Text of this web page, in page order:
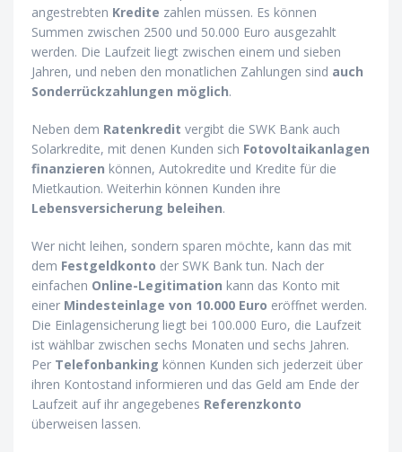
angestrebten Kredite zahlen müssen. Es können
Summen zwischen 2500 und 50.000 Euro ausgezahlt
werden. Die Laufzeit liegt zwischen einem und sieben
Jahren, und neben den monatlichen Zahlungen sind auch
Sonderrückzahlungen möglich.
Neben dem Ratenkredit vergibt die SWK Bank auch
Solarkredite, mit denen Kunden sich Fotovoltaikanlagen
finanzieren können, Autokredite und Kredite für die
Mietkaution. Weiterhin können Kunden ihre
Lebensversicherung beleihen.
Wer nicht leihen, sondern sparen möchte, kann das mit
dem Festgeldkonto der SWK Bank tun. Nach der
einfachen Online-Legitimation kann das Konto mit
einer Mindesteinlage von 10.000 Euro eröffnet werden.
Die Einlagensicherung liegt bei 100.000 Euro, die Laufzeit
ist wählbar zwischen sechs Monaten und sechs Jahren.
Per Telefonbanking können Kunden sich jederzeit über
ihren Kontostand informieren und das Geld am Ende der
Laufzeit auf ihr angegebenes Referenzkonto
überweisen lassen.